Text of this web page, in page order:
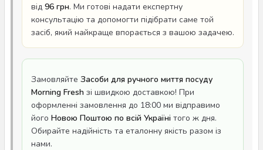
від 96 грн. Ми готові надати експертну
консультацію та допомогти підібрати саме той
засіб, який найкраще впорається з вашою задачею.
Замовляйте Засоби для ручного миття посуду
Morning Fresh зі швидкою доставкою! При
оформленні замовлення до 18:00 ми відправимо
його Новою Поштою по всій Україні того ж дня.
Обирайте надійність та еталонну якість разом із
нами.